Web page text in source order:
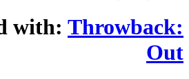
with: Throwback:
Out